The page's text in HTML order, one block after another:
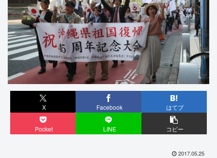
X Facebook はてブ
Pocket LINE コピー
2017.05.25